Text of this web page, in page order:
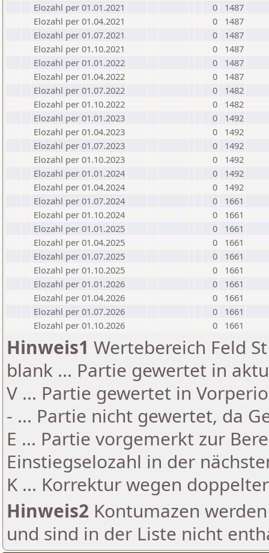
Elozahl per 01.01.2021
0
1487
Elozahl per 01.04.2021
0
1487
Elozahl per 01.07.2021
0
1487
Elozahl per 01.10.2021
0
1487
Elozahl per 01.01.2022
0
1487
Elozahl per 01.04.2022
0
1487
Elozahl per 01.07.2022
0
1482
Elozahl per 01.10.2022
0
1482
Elozahl per 01.01.2023
0
1492
Elozahl per 01.04.2023
0
1492
Elozahl per 01.07.2023
0
1492
Elozahl per 01.10.2023
0
1492
Elozahl per 01.01.2024
0
1492
Elozahl per 01.04.2024
0
1492
Elozahl per 01.07.2024
0
1661
Elozahl per 01.10.2024
0
1661
Elozahl per 01.01.2025
0
1661
Elozahl per 01.04.2025
0
1661
Elozahl per 01.07.2025
0
1661
Elozahl per 01.10.2025
0
1661
Elozahl per 01.01.2026
0
1661
Elozahl per 01.04.2026
0
1661
Elozahl per 01.07.2026
0
1661
Elozahl per 01.10.2026
0 1661
Hinweis1 Wertebereich Feld
blank ... Partie gewertet in
V ... Partie gewertet in
- ... Partie nicht gewertet, da
E ... Partie vorgemerkt zur
Einstiegselozahl in der
K ... Korrektur wegen
Hinweis2 Kontumazen
und sind in der Liste nicht